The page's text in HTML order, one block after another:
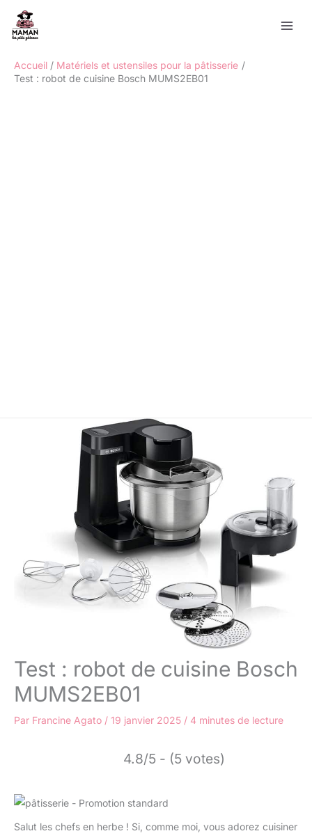
contenu
Accueil
Matériels et ustensiles pour la pâtisserie
Test : robot de cuisine Bosch MUMS2EB01
Test : robot de cuisine Bosch
MUMS2EB01
Par Francine Agato / 19 janvier 2025 / 4 minutes de lecture
4.8/5 - (5 votes)
Salut les chefs en herbe ! Si, comme moi, vous adorez cuisiner
Rechercher